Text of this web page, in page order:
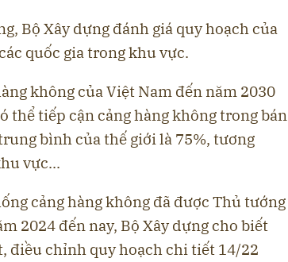
Bộ Xây dựng đánh giá quy hoạch của
quốc gia trong khu vực.
không của Việt Nam đến năm 2030
thể tiếp cận cảng hàng không trong bán
bình của thế giới là 75%, tương
vực...
cảng hàng không đã được Thủ tướng
2024 đến nay, Bộ Xây dựng cho biết
điều chỉnh quy hoạch chi tiết 14/22